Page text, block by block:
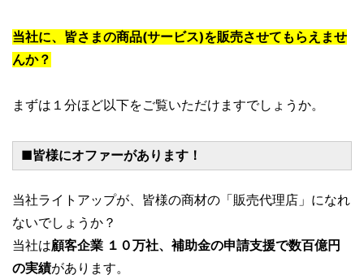
当社に、皆さまの商品(サービス)を販売させてもらえませ
んか？
まずは１分ほど以下をご覧いただけますでしょうか。
■皆様にオファーがあります！
当社ライトアップが、皆様の商材の「販売代理店」になれ
ないでしょうか？
当社は顧客企業 １０万社、補助金の申請支援で数百億円
の実績があります。